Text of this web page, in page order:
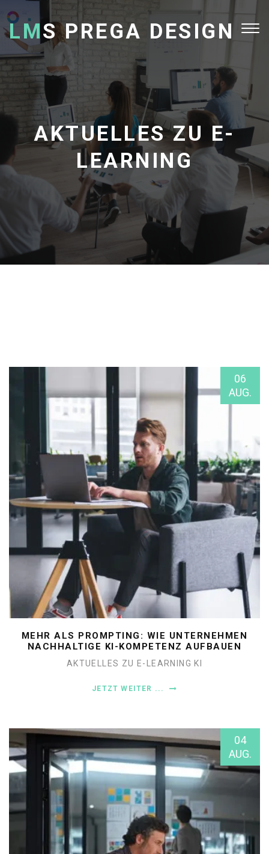
LMS PREGA DESIGN
AKTUELLES ZU E-
LEARNING
06
AUG.
MEHR ALS PROMPTING: WIE UNTERNEHMEN
NACHHALTIGE KI-KOMPETENZ AUFBAUEN
AKTUELLES ZU E-LEARNING KI
JETZT WEITER ...
04
AUG.